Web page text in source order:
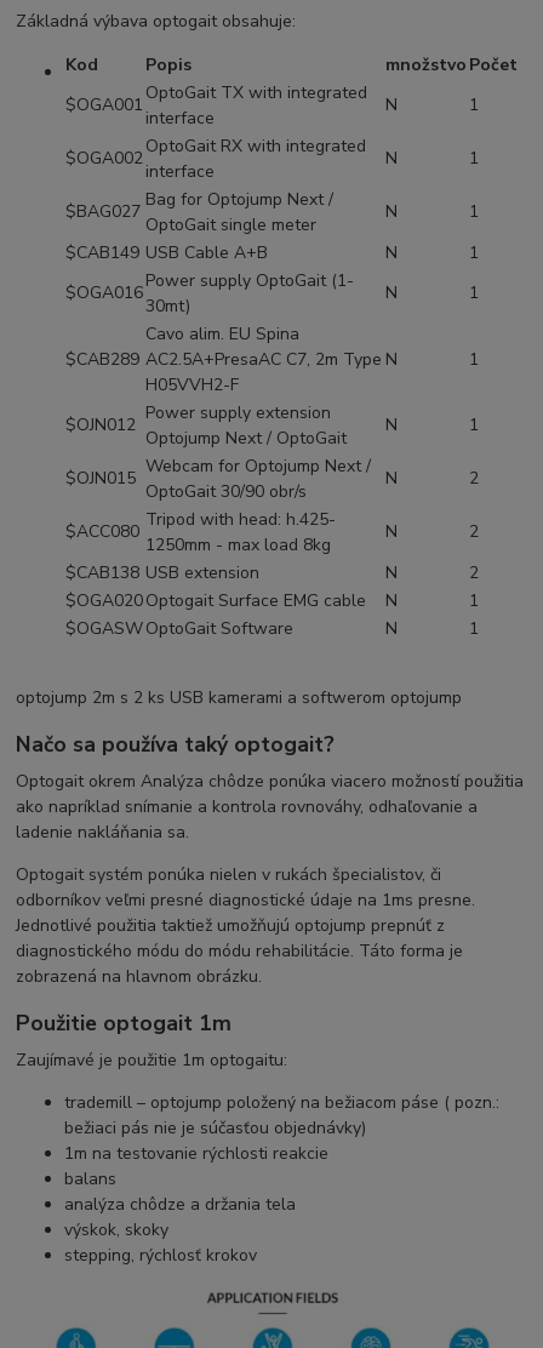
Základná výbava optogait obsahuje:
Kod
Popis množstvo Počet
$OGA001
OptoGait TX with integrated
interface
N 1
$OGA002
OptoGait RX with integrated
interface
N 1
$BAG027
Bag for Optojump Next /
OptoGait single meter
N
1
$CAB149 USB Cable A+B N
1
$OGA016
Power supply OptoGait (1-
30mt)
N 1
$CAB289
Cavo alim. EU Spina
AC2.5A+PresaAC C7, 2m Type
H05VVH2-F
N 1
$OJN012
Power supply extension
Optojump Next / OptoGait
N 1
$OJN015
Webcam for Optojump Next /
OptoGait 30/90 obr/s
N 2
$ACC080
Tripod with head: h.425-
1250mm - max load 8kg
N
2
$CAB138 USB extension N
2
$OGA020Optogait Surface EMG cable N
1
$OGASWOptoGait Software N 1
optojump 2m s 2 ks USB kamerami a softwerom optojump
Načo sa používa taký optogait?
Optogait okrem Analýza chôdze ponúka viacero možností použitia
ako napríklad snímanie a kontrola rovnováhy, odhaľovanie a
ladenie nakláňania sa.
Optogait systém ponúka nielen v rukách špecialistov, či
odborníkov veľmi presné diagnostické údaje na 1ms presne.
Jednotlivé použitia taktiež umožňujú optojump prepnúť z
diagnostického módu do módu rehabilitácie. Táto forma je
zobrazená na hlavnom obrázku.
Použitie optogait 1m
Zaujímavé je použitie 1m optogaitu:
trademill – optojump položený na bežiacom páse ( pozn.:
bežiaci pás nie je súčasťou objednávky)
1m na testovanie rýchlosti reakcie
balans
analýza chôdze a držania tela
výskok, skoky
stepping, rýchlosť krokov